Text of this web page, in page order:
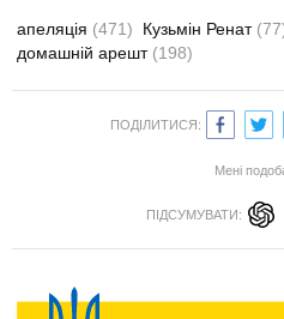
апеляція (471) Кузьмін Ренат
домашній арешт (198)
ПОДІЛИТИСЯ:
Мені
ПІДСУМУВАТИ: